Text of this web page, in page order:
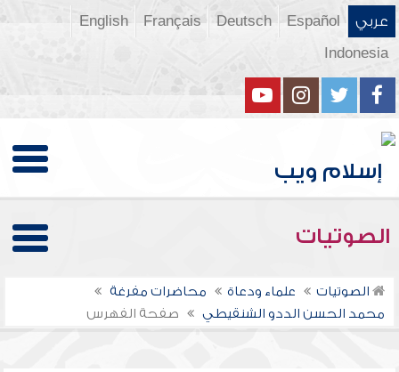
عربي Español
Deutsch
Français
English
Indonesia
الصوتيات
الصوتيات علماء ودعاة
محاضرات مفرغة
محمد الحسن الددو الشنقيطي
صفحة الفهرس